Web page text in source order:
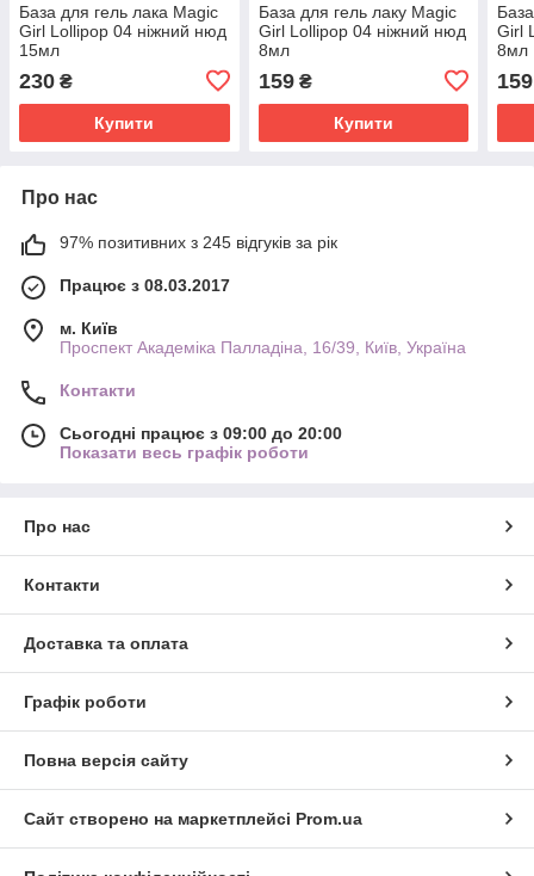
База для гель лака Magic
Girl Lollipop 04 ніжний нюд
15мл
230 ₴
Купити
База для гель лаку Magic
Girl Lollipop 04 ніжний нюд
8мл
159₴
Купити
Girl
8мл
159
Про нас
97% позитивних з 245 відгуків за рік
Працює з 08.03.2017
м. Київ
Проспект Академіка Палладіна, 16/39, Київ, Україна
Контакти
Сьогодні працює з 09:00 до 20:00
Показати весь графік роботи
Про нас
Контакти
Доставка та оплата
Графік роботи
Повна версія сайту
Сайт створено на маркетплейсі Prom.ua